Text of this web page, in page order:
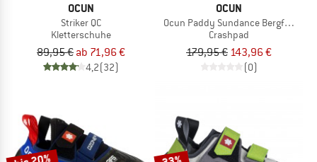
OCUN
Striker QC
Kletterschuhe
89,95 € ab 71,96 €
4,2(32)
OCUN
Ocun Paddy Sundance Bergfreunde
Crashpad
179,95 € 143,96 €
(0)